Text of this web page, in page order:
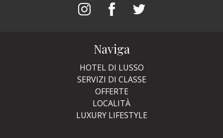
Naviga
HOTEL DI LUSSO
SERVIZI DI CLASSE
OFFERTE
LOCALITÀ
LUXURY LIFESTYLE